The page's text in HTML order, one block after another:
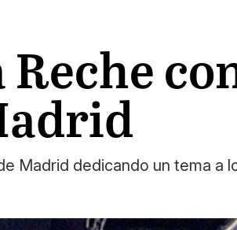
Madrid dedicando un tema a